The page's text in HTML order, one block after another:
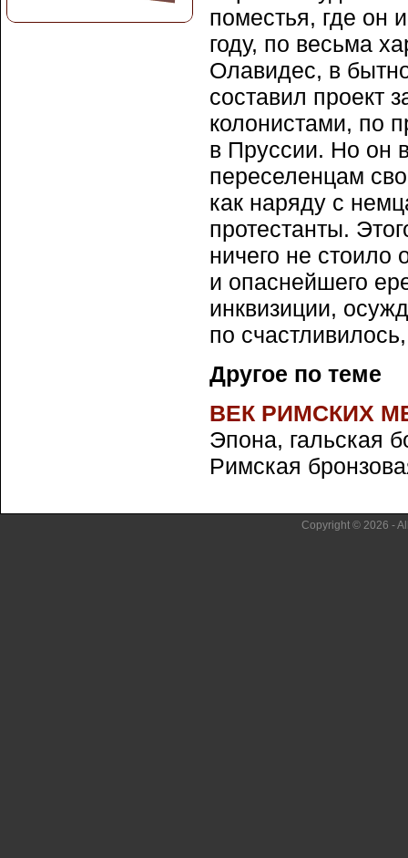
поместья, где он
году, по весьма
Олавидес, в
составил проект
колонистами, по
в Пруссии. Но он
переселенцам
как наряду с
протестанты.
ничего не стоило
и опаснейшего
инквизиции,
по
Другое по теме
ВЕК РИМСКИХ
Эпона, гальская
Римская
Copyright © 2026 -